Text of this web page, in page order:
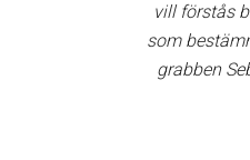
vill förstås
som
grabben